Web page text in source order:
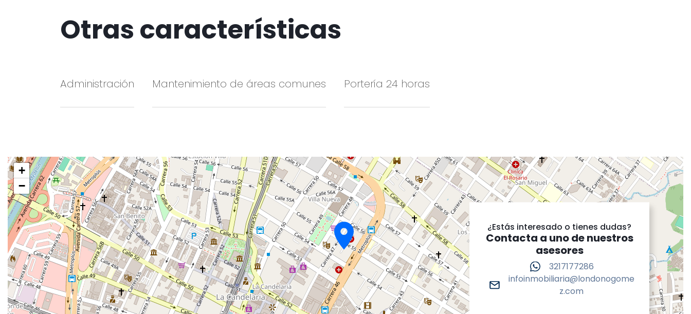
Otras características
Administración Mantenimiento de áreas comunes Portería 24 horas
+
−
¿Estás interesado o tienes dudas?
Contacta a uno de nuestros
asesores
3217177286
infoinmobiliaria@londonogome
z.com